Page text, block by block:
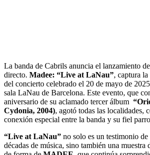
La banda de Cabrils anuncia el lanzamiento
directo. Madee: “Live at LaNau”, captura
del concierto celebrado el 20 de mayo de
sala LaNau de Barcelona. Este evento, que
aniversario de su aclamado tercer álbum
Cydonia, 2004), agotó todas las localidades,
conexión especial entre la banda y su fiel
“Live at LaNau” no solo es un testimonio
décadas de música, sino también una muestra